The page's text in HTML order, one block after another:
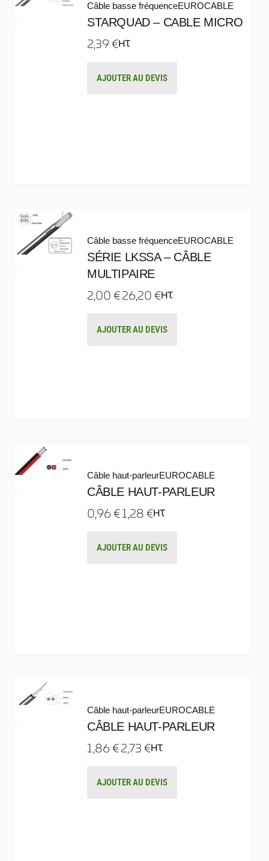
Câble basse fréquenceEUROCABLE
STARQUAD – CABLE MICRO
2,39€HT
AJOUTER AU DEVIS
Câble basse fréquenceEUROCABLE
SÉRIE LKSSA – CÂBLE
MULTIPAIRE
2,00€26,20€HT
AJOUTER AU DEVIS
Câble haut-parleurEUROCABLE
CÂBLE HAUT-PARLEUR
0,96€1,28€HT
AJOUTER AU DEVIS
Câble haut-parleurEUROCABLE
CÂBLE HAUT-PARLEUR
1,86€2,73€HT
AJOUTER AU DEVIS